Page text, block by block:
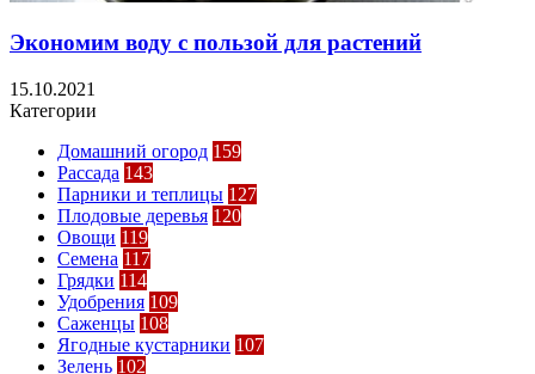
Экономим воду с пользой для растений
15.10.2021
Категории
Домашний огород 159
Рассада 143
Парники и теплицы 127
Плодовые деревья 120
Овощи 119
Семена 117
Грядки 114
Удобрения 109
Саженцы 108
Ягодные кустарники 107
Зелень 102